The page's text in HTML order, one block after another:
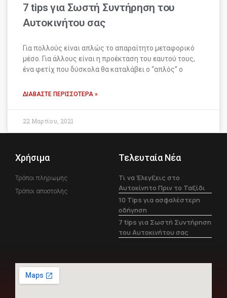
7 tips για Σωστή Συντήρηση του
Αυτοκινήτου σας
Για πολλούς είναι απλώς το απαραίτητο μεταφορικό
μέσο. Για άλλους είναι η προέκταση του εαυτού τους,
ένα φετίχ που δύσκολα θα καταλάβει ο “απλός” ο
ΔΙΑΒΆΣΤΕ ΠΕΡΙΣΣΌΤΕΡΑ »
22 Μαρτίου, 2021
Χρήσιμα
Τρόποι πληρωμής
Τρόποι αποστολής
Τελευταία Νέα
Τι να Έλεγξεις στο
Αυτοκίνητο Πριν το Ταξίδι
10 Tips για ασφαλέστερη
οδήγηση
7 tips για Σωστή Συντήρηση
του Αυτοκινήτου σας